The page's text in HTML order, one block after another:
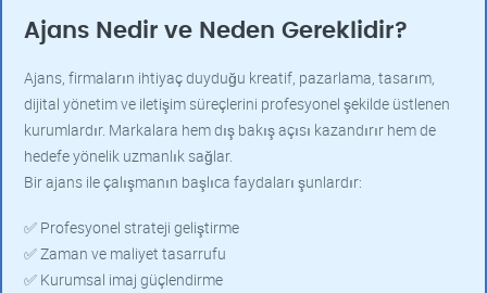
Ajans Nedir ve Neden Gereklidir?
Ajans, firmaların ihtiyaç duyduğu kreatif, pazarlama, tasarım,
dijital yönetim ve iletişim süreçlerini profesyonel şekilde üstlenen
kurumlardır. Markalara hem dış bakış açısı kazandırır hem de
hedefe yönelik uzmanlık sağlar.
Bir ajans ile çalışmanın başlıca faydaları şunlardır:
✅ Profesyonel strateji geliştirme
✅ Zaman ve maliyet tasarrufu
✅ Kurumsal imaj güçlendirme